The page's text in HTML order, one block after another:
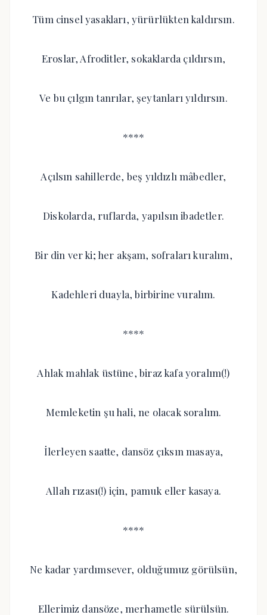
Tüm cinsel yasakları, yürürlükten kaldırsın.
Eroslar, Afroditler, sokaklarda çıldırsın,
Ve bu çılgın tanrılar, şeytanları yıldırsın.
****
Açılsın sahillerde, beş yıldızlı mâbedler,
Diskolarda, ruflarda, yapılsın ibadetler.
Bir din ver ki; her akşam, sofraları kuralım,
Kadehleri duayla, birbirine vuralım.
****
Ahlak mahlak üstüne, biraz kafa yoralım(!)
Memleketin şu hali, ne olacak soralım.
İlerleyen saatte, dansöz çıksın masaya,
Allah rızası(!) için, pamuk eller kasaya.
****
Ne kadar yardımsever, olduğumuz görülsün,
Ellerimiz dansöze, merhametle sürülsün.